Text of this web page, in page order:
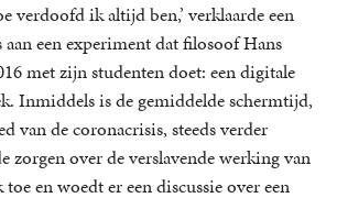
verdoofd ik altijd ben,’ verklaarde een
aan een experiment dat filosoof Hans
met zijn studenten doet: een digitale
Inmiddels is de gemiddelde schermtijd,
van de coronacrisis, steeds verder
zorgen over de verslavende werking van
en woedt er een discussie over een